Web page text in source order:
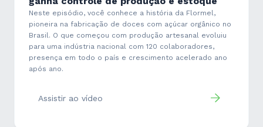
Neste episódio, você conhece a história da Flormel,
pioneira na fabricação de doces com açúcar orgânico no
Brasil. O que começou com produção artesanal evoluiu
para uma indústria nacional com 120 colaboradores,
presença em todo o país e crescimento acelerado ano
após ano.
Assistir ao vídeo